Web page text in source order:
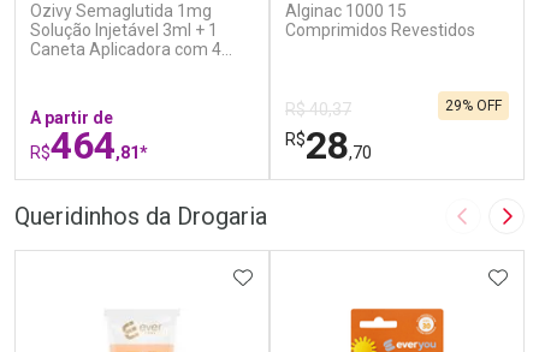
Ozivy Semaglutida 1mg
Solução Injetável 3ml + 1
Caneta Aplicadora com 4
A partir de
R$464,81*
Alginac 1000 15
Comprimidos Revestidos
R$ 40,37
R$28,70
29% OFF
Queridinhos da Drogaria Imagem
ADICIONAR AOS FAVORITOS